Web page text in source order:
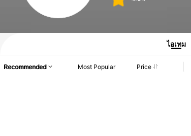
ไอเทม
Recommended Most Popular Price